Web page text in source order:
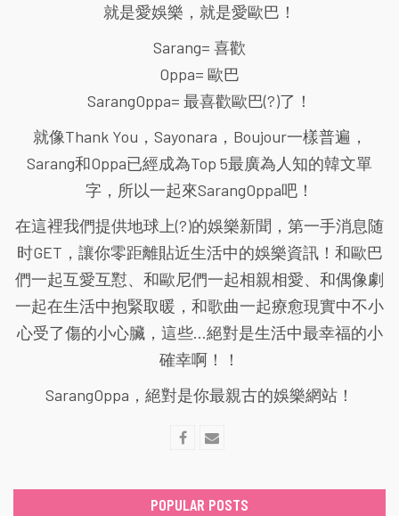
就是愛娛樂，就是愛歐巴！
Sarang= 喜歡
Oppa= 歐巴
SarangOppa= 最喜歡歐巴(?)了！
就像Thank You，Sayonara，Boujour一樣普遍，
Sarang和Oppa已經成為Top 5最廣為人知的韓文單
字，所以一起來SarangOppa吧！
在這裡我們提供地球上(?)的娛樂新聞，第一手消息随
时GET，讓你零距離貼近生活中的娛樂資訊！和歐巴
們一起互愛互懟、和歐尼們一起相親相愛、和偶像劇
一起在生活中抱緊取暖，和歌曲一起療愈現實中不小
心受了傷的小心臟，這些...絕對是生活中最幸福的小
確幸啊！！
SarangOppa，絕對是你最親古的娛樂網站！
POPULAR POSTS